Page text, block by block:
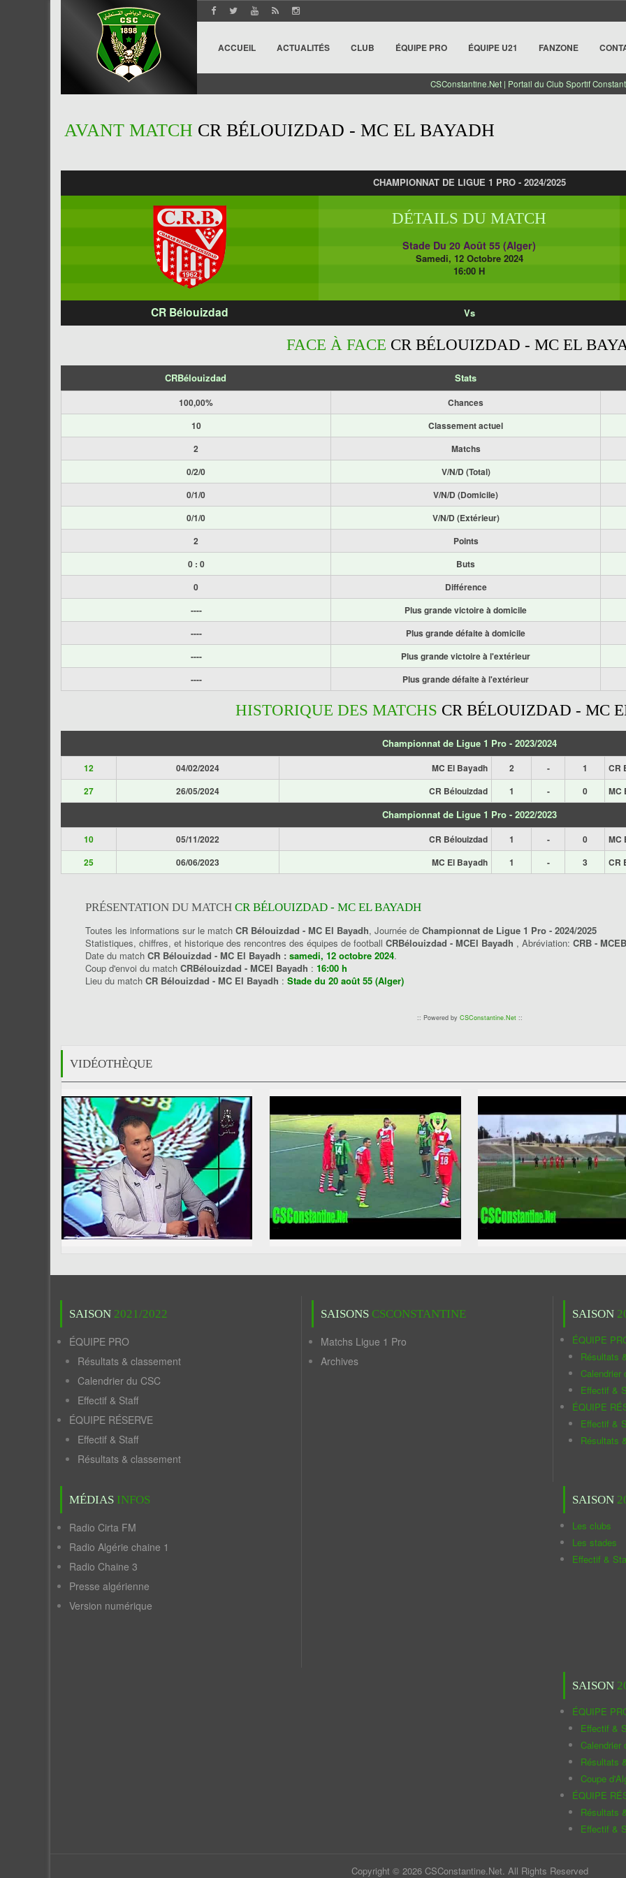
ACCUEIL ACTUALITÉS CLUB ÉQUIPE PRO ÉQUIPE U21 FANZONE
CSConstantine.Net | Portail du Club Sportif
AVANT MATCH CR BÉLOUIZDAD - MC EL BAYADH
CHAMPIONNAT DE LIGUE 1 PRO - 2024/2025
DÉTAILS DU MATCH
Stade Du 20 Août 55 (Alger)
Samedi, 12 Octobre 2024
16:00 H
CR Bélouizdad Vs
FACE À FACE CR BÉLOUIZDAD - MC EL
CRBélouizdad Stats
100,00%
Chances
10
Classement actuel
2
Matchs
0/2/0
V/N/D (Total)
0/1/0
V/N/D (Domicile)
0/1/0
V/N/D (Extérieur)
2
Points
0 : 0
Buts
0
Différence
----
Plus grande victoire à domicile
----
Plus grande défaite à domicile
----
Plus grande victoire à l'extérieur
----
Plus grande défaite à l'extérieur
HISTORIQUE DES MATCHS CR BÉLOUIZDAD - MC
Championnat de Ligue 1 Pro - 2023/2024
12 04/02/2024 MC El Bayadh 2 - 1
CR
27
26/05/2024 CR Bélouizdad 1 - 0 MC
Championnat de Ligue 1 Pro - 2022/2023
10 05/11/2022 CR Bélouizdad 1 - 0
MC
25
06/06/2023 MC El Bayadh 1 - 3 CR
PRÉSENTATION DU MATCH CR BÉLOUIZDAD - MC EL BAYADH
Toutes les informations sur le match CR Bélouizdad - MC El Bayadh, Journée de Championnat de Ligue 1 Pro - 2024/2025
Statistiques, chiffres, et historique des rencontres des équipes de football CRBélouizdad - MCEl Bayadh , Abréviation: CRB - MCEB
Date du match CR Bélouizdad - MC El Bayadh : samedi, 12 octobre 2024.
Coup d'envoi du match CRBélouizdad - MCEl Bayadh : 16:00 h
Lieu du match CR Bélouizdad - MC El Bayadh : Stade du 20 août 55 (Alger)
:: Powered by CSConstantine.Net::
VIDÉOTHÈQUE
SAISON 2021/2022
ÉQUIPE PRO
Résultats & classement
Calendrier du CSC
Effectif & Staff
ÉQUIPE RÉSERVE
Effectif & Staff
Résultats & classement
MÉDIAS INFOS
Radio Cirta FM
Radio Algérie chaine 1
Radio Chaine 3
Presse algérienne
Version numérique
SAISONS CSCONSTANTINE
Matchs Ligue 1 Pro
Archives
SAISON
ÉQUIPE
Résultats
Calendrier
Effectif &
ÉQUIPE
Effectif &
Résultats
SAISON
Les clubs
Les stades
Effectif &
SAISON
ÉQUIPE
Effectif &
Calendrier
Résultats
Coupe
ÉQUIPE
Résultats
Effectif &
Copyright © 2026 CSConstantine.Net. All Rights Reserved